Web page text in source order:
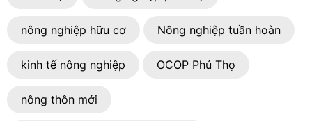
nông nghiệp hữu cơ Nông nghiệp tuần hoàn
kinh tế nông nghiệp OCOP Phú Thọ
nông thôn mới